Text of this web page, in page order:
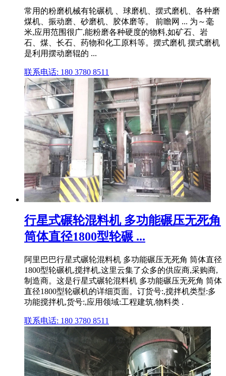
常用的粉磨机械有轮碾机 、球磨机、摆式磨机、各种磨
煤机、振动磨、砂磨机、胶体磨等。 前瞻网 ... 为～毫
米,应用范围很广,能粉磨各种硬度的物料,如矿石、岩
石、煤、长石、药物和化工原料等。摆式磨机 摆式磨机
是利用摆动磨辊的 ...
联系电话: 180 3780 8511
行星式碾轮混料机 多功能碾压无死角
筒体直径1800型轮碾 ...
阿里巴巴行星式碾轮混料机 多功能碾压无死角 筒体直径
1800型轮碾机,搅拌机,这里云集了众多的供应商,采购商,
制造商。这是行星式碾轮混料机 多功能碾压无死角 筒体
直径1800型轮碾机的详细页面。订货号:,搅拌机类型:多
功能搅拌机,货号:,应用领域:工程建筑,物料类 .
联系电话: 180 3780 8511